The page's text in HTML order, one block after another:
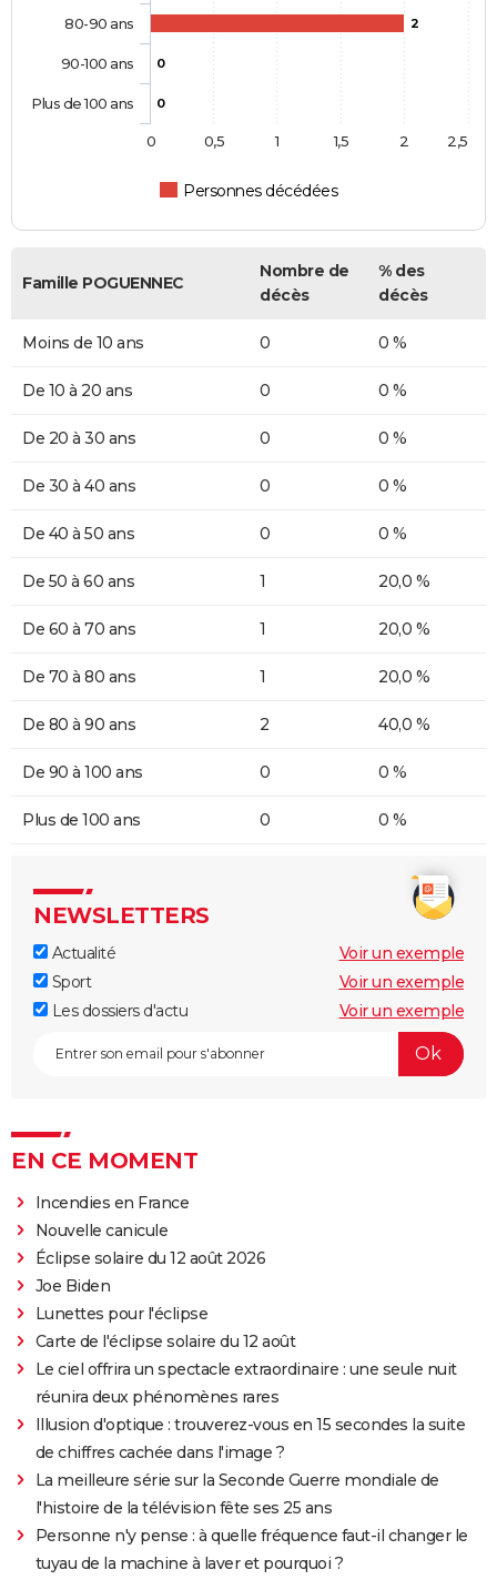
2
0
0
Personnes décédées
80-90 ans
90-100 ans
Plus de 100 ans
0 0,5 1 1,5 2 2,5
Famille POGUENNEC
Nombre de
décès
% des
décès
Moins de 10 ans 0 0 %
De 10 à 20 ans 0 0 %
De 20 à 30 ans 0 0 %
De 30 à 40 ans 0 0 %
De 40 à 50 ans 0 0 %
De 50 à 60 ans 1 20,0 %
De 60 à 70 ans 1 20,0 %
De 70 à 80 ans 1 20,0 %
De 80 à 90 ans 2 40,0 %
De 90 à 100 ans 0 0 %
Plus de 100 ans 0 0 %
NEWSLETTERS
Actualité
Voir un exemple
Sport
Voir un exemple
Les dossiers d'actu
Voir un exemple
EN CE MOMENT
Incendies en France
Nouvelle canicule
Éclipse solaire du 12 août 2026
Joe Biden
Lunettes pour l'éclipse
Carte de l'éclipse solaire du 12 août
Le ciel offrira un spectacle extraordinaire : une seule nuit
réunira deux phénomènes rares
Illusion d'optique : trouverez-vous en 15 secondes la suite
de chiffres cachée dans l'image ?
La meilleure série sur la Seconde Guerre mondiale de
l'histoire de la télévision fête ses 25 ans
Personne n'y pense : à quelle fréquence faut-il changer le
tuyau de la machine à laver et pourquoi ?